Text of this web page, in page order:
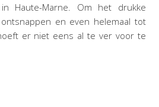
Haute-Marne. Om het drukke
en even helemaal tot
er niet eens al te ver voor te